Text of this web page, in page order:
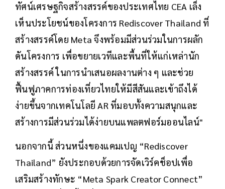
ทัศน์เศรษฐกิจสร้างสรรค์ของประเทศไทย CEA เล็ง
เห็นประโยชน์ของโครงการ Rediscover Thailand ที่
สร้างสรรค์โดย Meta จึงพร้อมมีส่วนร่วมในการผลัก
ดันโครงการ เพื่อขยายเวทีและพื้นที่ให้แก่เหล่านัก
สร้างสรรค์ ในการนำเสนอผลงานต่าง ๆ และช่วย
ฟื้นฟูภาคการท่องเที่ยวไทยให้มีสีสันและเข้าถึงได้
ง่ายขึ้นจากเทคโนโลยี AR ที่มอบทั้งความสนุกและ
สร้างการมีส่วนร่วมได้ง่ายบนแพลตฟอร์มออนไลน์"
นอกจากนี้ ส่วนหนึ่งของแคมเปญ “Rediscover
Thailand” ยังประกอบด้วยการจัดเวิร์คช็อปเพื่อ
เสริมสร้างทักษะ “Meta Spark Creator Connect”